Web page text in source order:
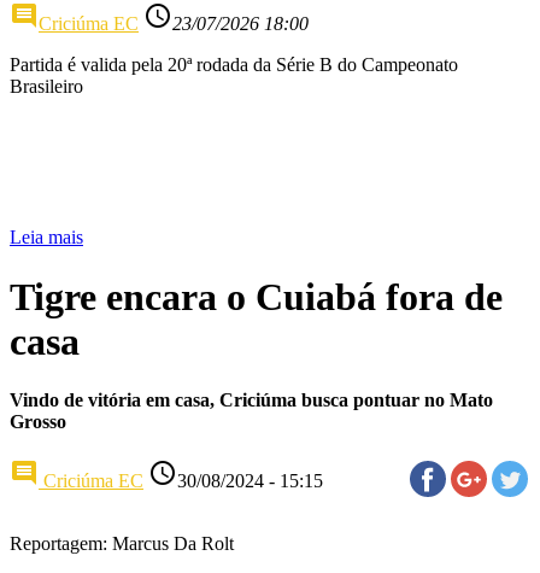
commentCriciúma EC access_time23/07/2026 18:00
Partida é valida pela 20ª rodada da Série B do Campeonato
Brasileiro
Leia mais
Tigre encara o Cuiabá fora de
casa
Vindo de vitória em casa, Criciúma busca pontuar no Mato
Grosso
comment Criciúma EC access_time30/08/2024 - 15:15
Reportagem: Marcus Da Rolt